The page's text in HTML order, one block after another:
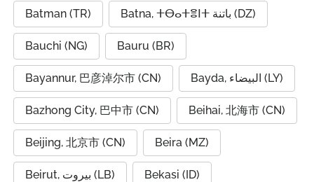
Batman (TR) Batna, ⵜⴱⴰⵜⴻⵏⵜ باتنة (DZ)
Bauchi (NG) Bauru (BR)
Bayannur, 巴彦淖尔市 (CN) Bayda, البيضاء (LY)
Bazhong City, 巴中市 (CN) Beihai, 北海市 (CN)
Beijing, 北京市 (CN) Beira (MZ)
Beirut, بيروت (LB) Bekasi (ID)